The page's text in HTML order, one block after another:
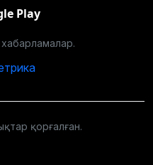
Play
қорғалған.